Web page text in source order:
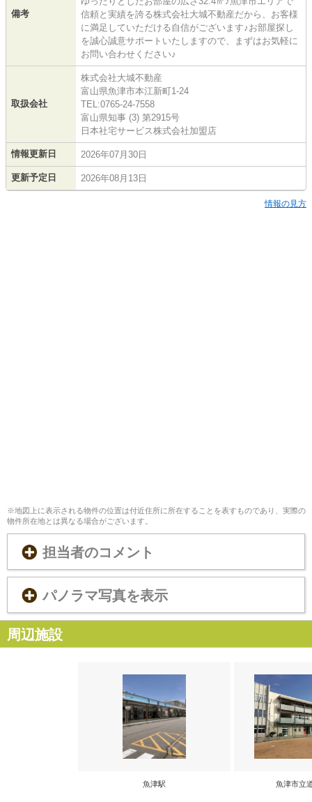
備考
信頼と実績を誇る株式会社大城不動産だから、お客様
に満足していただける自信がございます♪お部屋探し
を誠心誠意サポートいたしますので、まずはお気軽に
お問い合わせください♪
取扱会社
株式会社大城不動産
富山県魚津市本江新町1-24
TEL:0765-24-7558
富山県知事 (3) 第2915号
日本社宅サービス株式会社加盟店
情報更新日 2026年07月30日
更新予定日 2026年08月13日
情報の見方
※地図上に表示される物件の位置は付近住所に所在することを表すものであり、実際の
物件所在地とは異なる場合がございます。
担当者のコメント
パノラマ写真を表示
周辺施設
魚津駅 魚津市立